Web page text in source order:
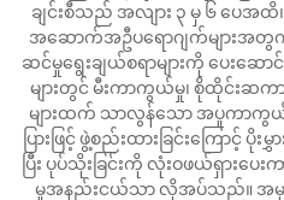
ချင်းစီသည် အလျား ၃ မှ ၆ ပေအ
အဆောက်အဦပရောဂျက်များ
ဆင်မှုရွေးချယ်စရာများကို ပေးဆေ
များတွင် မီးကာကွယ်မှု၊ စိုထိုင်းဆ
များထက် သာလွန်သော အပူကာကွယ်
ပြားဖြင့် ဖွဲ့စည်းထားခြင်းကြောင့်
ပြီး ပုပ်သိုးခြင်းကို လုံးဝဖယ်ရှား
မှုအနည်းငယ်သာ လိုအပ်သည်။ အမုန်